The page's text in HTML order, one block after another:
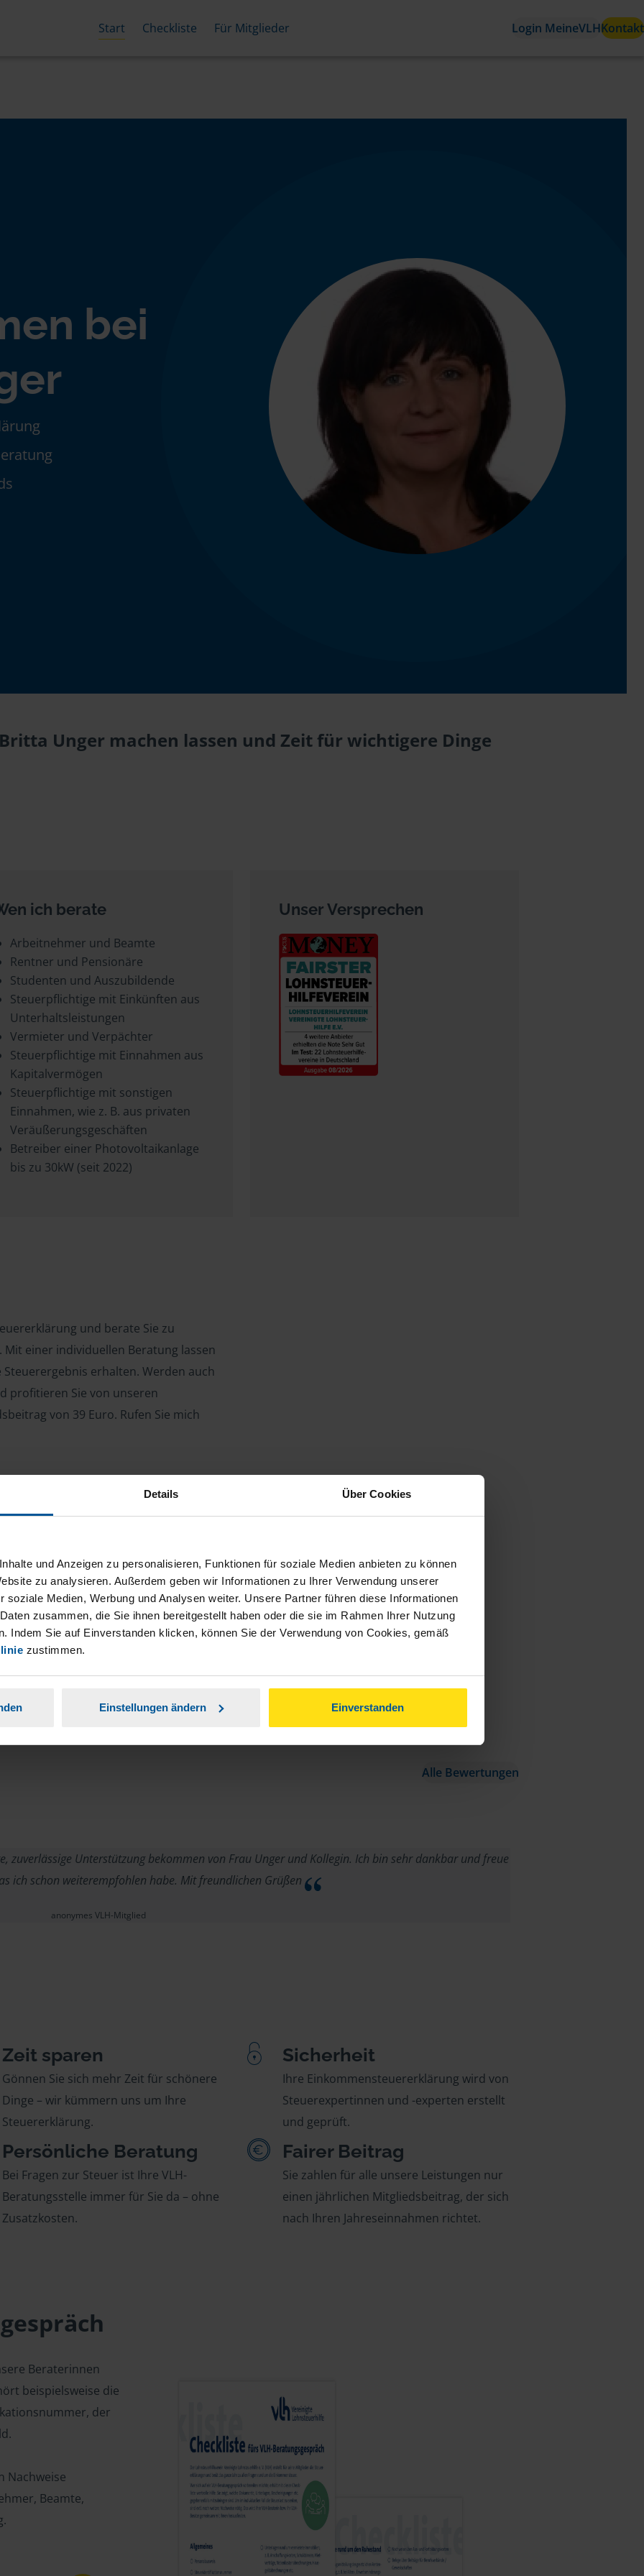
Details Über Cookies
und Anzeigen zu personalisieren, Funktionen für soziale Medien anbieten zu können
zu analysieren. Außerdem geben wir Informationen zu Ihrer Verwendung unserer
soziale Medien, Werbung und Analysen weiter. Unsere Partner führen diese Informationen
zusammen, die Sie ihnen bereitgestellt haben oder die sie im Rahmen Ihrer Nutzung
Indem Sie auf Einverstanden klicken, können Sie der Verwendung von Cookies, gemäß
zustimmen.
Einstellungen ändern Einverstanden
Start Checkliste Für Mitglieder Login MeineVLHKontakt
bei
Unger machen lassen und Zeit für wichtigere Dinge
ich berate
Arbeitnehmer und Beamte
Rentner und Pensionäre
Studenten und Auszubildende
Steuerpflichtige mit Einkünften aus
Unterhaltsleistungen
Vermieter und Verpächter
Steuerpflichtige mit Einnahmen aus
Kapitalvermögen
Steuerpflichtige mit sonstigen
Einnahmen, wie z. B. aus privaten
Veräußerungsgeschäften
Betreiber einer Photovoltaikanlage
bis zu 30kW (seit 2022)
Unser Versprechen
und berate Sie zu
Mit einer individuellen Beratung lassen
erhalten. Werden auch
profitieren Sie von unseren
von 39 Euro. Rufen Sie mich
Arbeitnehmer, Beamte, Auszubildende,
(StBerG). Auch bei Einkünften
der geeignete Dienstleister für Sie.
Tätigkeit und umsatzsteuerpflichtigen
Alle Bewertungen
zuverlässige Unterstützung bekommen von Frau Unger und Kollegin. Ich bin sehr dankbar und freue
ich schon weiterempfohlen habe. Mit freundlichen Grüßen
anonymes VLH-Mitglied
Zeit sparen
Gönnen Sie sich mehr Zeit für schönere
Dinge – wir kümmern uns um Ihre
Steuererklärung.
Sicherheit
Ihre Einkommensteuererklärung wird von
Steuerexpertinnen und -experten erstellt
und geprüft.
Persönliche Beratung
Bei Fragen zur Steuer ist Ihre VLH-
Beratungsstelle immer für Sie da – ohne
Zusatzkosten.
Fairer Beitrag
Sie zahlen für alle unsere Leistungen nur
einen jährlichen Mitgliedsbeitrag, der sich
nach Ihren Jahreseinnahmen richtet.
Beraterinnen
beispielsweise die
der
Nachweise
Beamte,